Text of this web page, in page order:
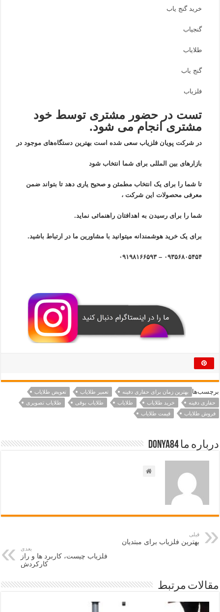
خرید گنج یاب
گنجیاب
طلایاب
گنج یاب
فلزیاب
تست در حضور مشتری توسط خود
مشتری انجام می شود.
در شرکت پویان فلزیاب سعی شده است بهترین دستگاه‌های موجود در
بازار‌های بین المللی برای شما انتخاب شود
تا شما را برای یک انتخاب مطمئن و صحیح یاری دهد تا بتواند ضمن
معرفی محصولات این شرکت ،
شما را برای رسیدن به اهدافتان راهنمائی نماید.
برای یک خرید هوشمندانه میتوانید با مشاورین ما در ارتباط باشید.
۰۹۳۵۶۸۰۵۴۵۴ – ۰۹۱۹۸۱۶۶۵۹۳
برچسب‌ها بهترین زمان برای حفاری دفینه تعمیر طلایاب
تعویض طلایاب
حفاری دفینه
خرید طلایاب طلایاب طلایاب بوقی
طلایاب تصویری
فروش طلایاب
قیمت طلایاب
درباره ما Donya84
قبلی
بهترین فلزیاب برای مبتدیان
بعدی
فلزیاب چیست، کاربرد ها و راز
کارکردش
مقالات مرتبط